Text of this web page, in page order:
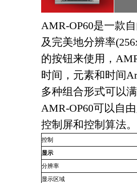
AMR-OP60是一款
及完美地分辨率
的按钮来使用，
时间，元素和时间
多种组合形式可以
AMR-OP60可以自
控制屏和控制算法。
控制
显示
分辨率
显示区域